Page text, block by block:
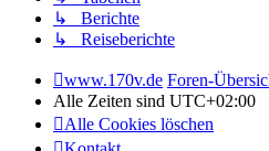
↳ Berichte
↳ Reiseberichte
www.170v.de Foren-
Alle Zeiten sind UTC+02:00
Alle Cookies löschen